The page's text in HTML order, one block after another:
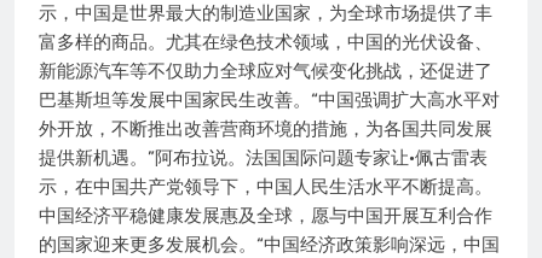
示，中国是世界最大的制造业国家，为全球市场提供了丰
富多样的商品。尤其在绿色技术领域，中国的光伏设备、
新能源汽车等不仅助力全球应对气候变化挑战，还促进了
巴基斯坦等发展中国家民生改善。“中国强调扩大高水平对
外开放，不断推出改善营商环境的措施，为各国共同发展
提供新机遇。”阿布拉说。法国国际问题专家让·佩古雷表
示，在中国共产党领导下，中国人民生活水平不断提高。
中国经济平稳健康发展惠及全球，愿与中国开展互利合作
的国家迎来更多发展机会。“中国经济政策影响深远，中国